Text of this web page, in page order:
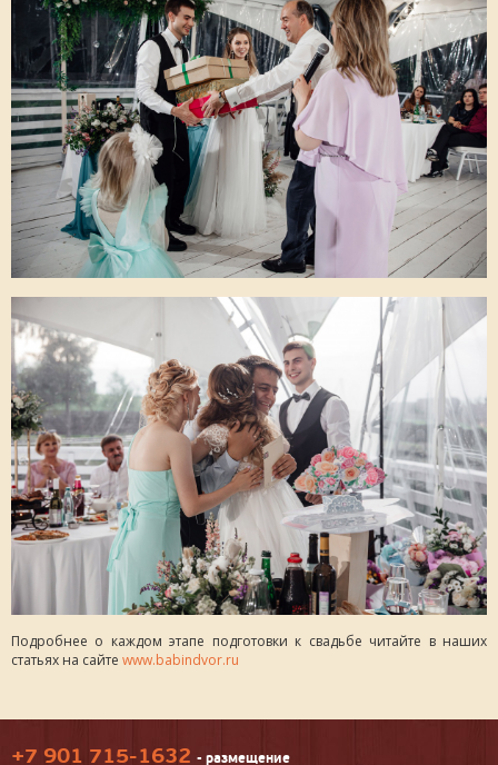
Подробнее о каждом этапе подготовки к свадьбе читайте в наших
статьях на сайте www.babindvor.ru
+7 901 715-1632 - размещение